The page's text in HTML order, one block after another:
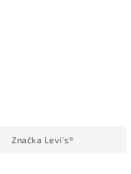
Značka Levi's®